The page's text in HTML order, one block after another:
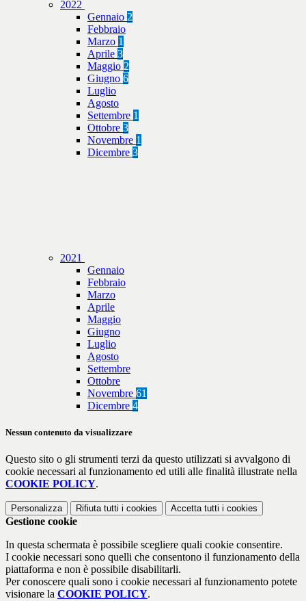
2022
Gennaio 2
Febbraio
Marzo 1
Aprile 3
Maggio 2
Giugno 6
Luglio
Agosto
Settembre 1
Ottobre 3
Novembre 1
Dicembre 3
2021
Gennaio
Febbraio
Marzo
Aprile
Maggio
Giugno
Luglio
Agosto
Settembre
Ottobre
Novembre 61
Dicembre 4
Nessun contenuto da visualizzare
Questo sito o gli strumenti terzi da questo utilizzati si avvalgono di
cookie necessari al funzionamento ed utili alle finalità illustrate nella
COOKIE POLICY.
Personalizza Rifiuta tutti i cookies Accetta tutti i cookies
Gestione cookie
In questa schermata è possibile scegliere quali cookie consentire.
I cookie necessari sono quelli che consentono il funzionamento della
piattaforma e non è possibile disabilitarli.
Per conoscere quali sono i cookie necessari al funzionamento potete
visionare la COOKIE POLICY.